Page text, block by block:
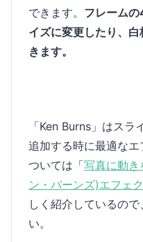
できます。 フレーム
イズに変更したり、
きます。
「Ken Burns」はス
追加する時に最適な
ついては「写真に動き
ン・バーンズ)エフェ
しく紹介しているの
い。